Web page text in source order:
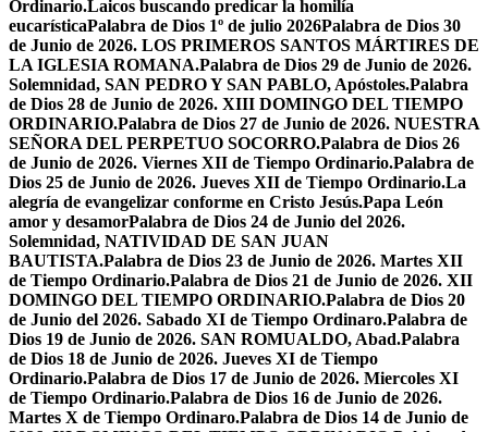
Ordinario.Laicos buscando predicar la homilía
eucarísticaPalabra de Dios 1º de julio 2026Palabra de Dios 30
de Junio de 2026. LOS PRIMEROS SANTOS MÁRTIRES DE
LA IGLESIA ROMANA.Palabra de Dios 29 de Junio de 2026.
Solemnidad, SAN PEDRO Y SAN PABLO, Apóstoles.Palabra
de Dios 28 de Junio de 2026. XIII DOMINGO DEL TIEMPO
ORDINARIO.Palabra de Dios 27 de Junio de 2026. NUESTRA
SEÑORA DEL PERPETUO SOCORRO.Palabra de Dios 26
de Junio de 2026. Viernes XII de Tiempo Ordinario.Palabra de
Dios 25 de Junio de 2026. Jueves XII de Tiempo Ordinario.La
alegría de evangelizar conforme en Cristo Jesús.Papa León
amor y desamorPalabra de Dios 24 de Junio del 2026.
Solemnidad, NATIVIDAD DE SAN JUAN
BAUTISTA.Palabra de Dios 23 de Junio de 2026. Martes XII
de Tiempo Ordinario.Palabra de Dios 21 de Junio de 2026. XII
DOMINGO DEL TIEMPO ORDINARIO.Palabra de Dios 20
de Junio del 2026. Sabado XI de Tiempo Ordinaro.Palabra de
Dios 19 de Junio de 2026. SAN ROMUALDO, Abad.Palabra
de Dios 18 de Junio de 2026. Jueves XI de Tiempo
Ordinario.Palabra de Dios 17 de Junio de 2026. Miercoles XI
de Tiempo Ordinario.Palabra de Dios 16 de Junio de 2026.
Martes X de Tiempo Ordinaro.Palabra de Dios 14 de Junio de